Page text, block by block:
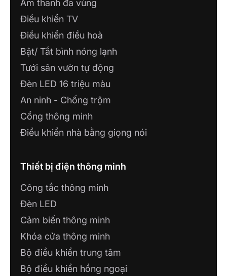
Âm thanh đa vùng
Điều khiển TV
Điều khiển điều hoà
Bật/ Tắt bình nóng lạnh
Tưới sân vườn tự động
Đèn LED 16 triệu màu
An ninh - Chống trộm
Cổng thông minh
Điều khiển nhà bằng giọng nói
Thiết bị điện thông minh
Công tắc thông minh
Đèn LED
Cảm biến thông minh
Khóa cửa thông minh
Bộ điều khiển trung tâm
Bộ điều khiển hồng ngoại